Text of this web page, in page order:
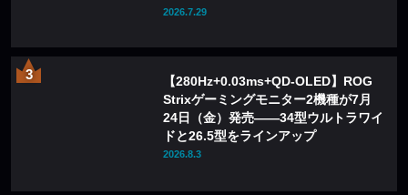
ザ化も
2026.7.29
【280Hz+0.03ms+QD-OLED】ROG
Strixゲーミングモニター2機種が7月
24日（金）発売——34型ウルトラワイ
ドと26.5型をラインアップ
2026.8.3